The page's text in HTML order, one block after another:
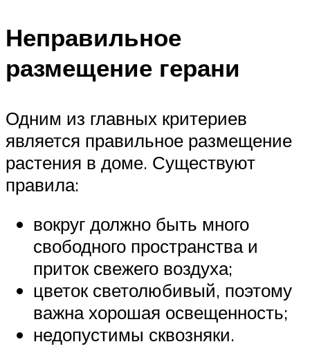
Неправильное
размещение герани
Одним из главных критериев
является правильное размещение
растения в доме. Существуют
правила:
вокруг должно быть много
свободного пространства и
приток свежего воздуха;
цветок светолюбивый, поэтому
важна хорошая освещенность;
недопустимы сквозняки.